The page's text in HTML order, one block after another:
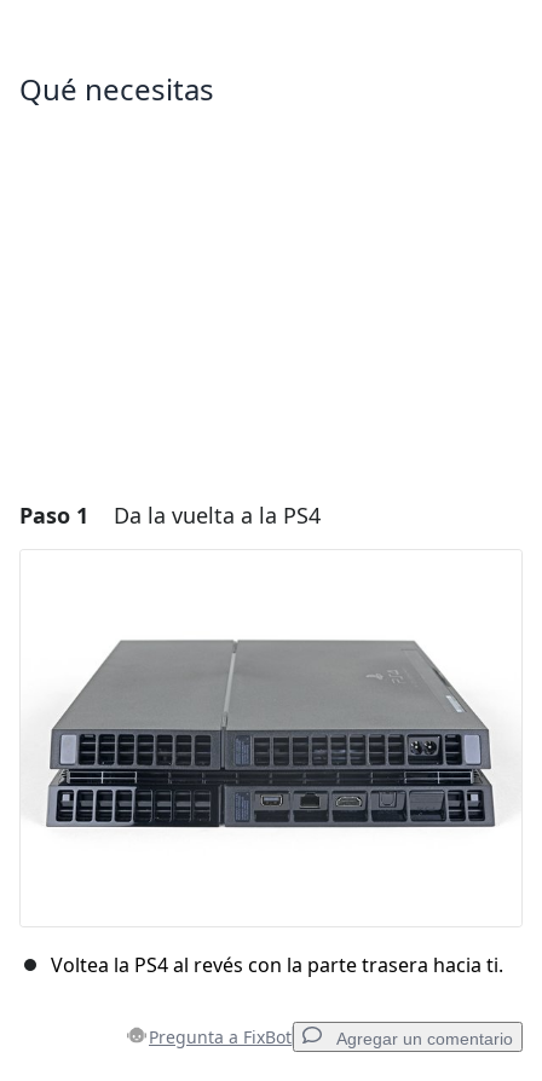
Qué necesitas
Paso 1 Da la vuelta a la PS4
Voltea la PS4 al revés con la parte trasera hacia ti.
Pregunta a FixBot Agregar un comentario